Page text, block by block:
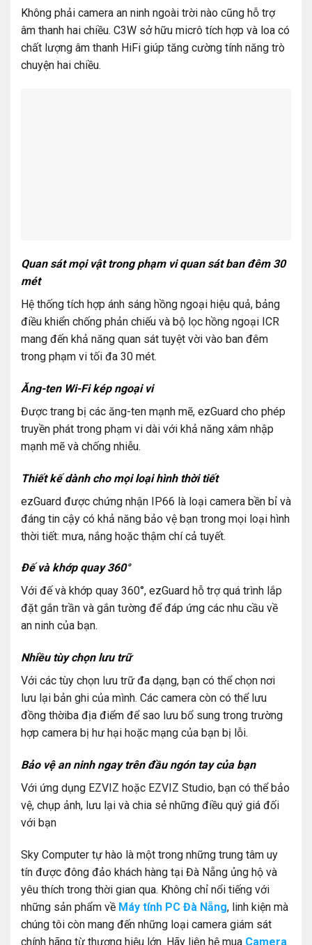
Không phải camera an ninh ngoài trời nào cũng hỗ trợ
âm thanh hai chiều. C3W sở hữu micrô tích hợp và loa có
chất lượng âm thanh HiFi giúp tăng cường tính năng trò
chuyện hai chiều.
Quan sát mọi vật trong phạm vi quan sát ban đêm 30
mét
Hệ thống tích hợp ánh sáng hồng ngoại hiệu quả, bảng
điều khiển chống phản chiếu và bộ lọc hồng ngoại ICR
mang đến khả năng quan sát tuyệt vời vào ban đêm
trong phạm vi tối đa 30 mét.
Ăng-ten Wi-Fi kép ngoại vi
Được trang bị các ăng-ten mạnh mẽ, ezGuard cho phép
truyền phát trong phạm vi dài với khả năng xâm nhập
mạnh mẽ và chống nhiễu.
Thiết kế dành cho mọi loại hình thời tiết
ezGuard được chứng nhận IP66 là loại camera bền bỉ và
đáng tin cậy có khả năng bảo vệ bạn trong mọi loại hình
thời tiết: mưa, nắng hoặc thậm chí cả tuyết.
Đế và khớp quay 360°
Với đế và khớp quay 360°, ezGuard hỗ trợ quá trình lắp
đặt gắn trần và gắn tường để đáp ứng các nhu cầu về
an ninh của bạn.
Nhiều tùy chọn lưu trữ
Với các tùy chọn lưu trữ đa dạng, bạn có thể chọn nơi
lưu lại bản ghi của mình. Các camera còn có thể lưu
đồng thờiba địa điểm để sao lưu bổ sung trong trường
hợp camera bị hư hại hoặc mạng của bạn bị lỗi.
Bảo vệ an ninh ngay trên đầu ngón tay của bạn
Với ứng dụng EZVIZ hoặc EZVIZ Studio, bạn có thể bảo
vệ, chụp ảnh, lưu lại và chia sẻ những điều quý giá đối
với bạn
Sky Computer tự hào là một trong những trung tâm uy
tín được đông đảo khách hàng tại Đà Nẵng ủng hộ và
yêu thích trong thời gian qua. Không chỉ nổi tiếng với
những sản phẩm về Máy tính PC Đà Nẵng, linh kiện mà
chúng tôi còn mang đến những loại camera giám sát
chính hãng từ thương hiệu lớn. Hãy liên hệ mua Camera